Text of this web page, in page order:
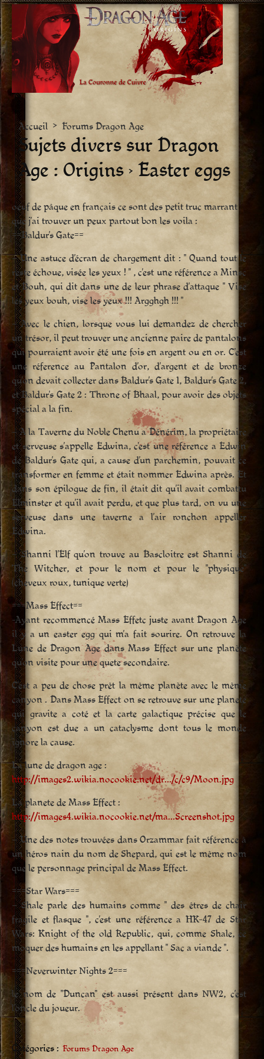
Aller
vers
le
contenu
Accueil > Forums Dragon Age
Sujets divers sur Dragon
Age : Origins › Easter eggs
oeuf de pâque en français ce sont des petit truc marrant
que j’ai trouver un peux partout bon les voila :
==Baldur’s Gate==
– Une astuce d’écran de chargement dit : " Quand tout le
reste échoue, visée les yeux ! " , c’est une référence a Minsc
et Bouh, qui dit dans une de leur phrase d’attaque " Vise
les yeux bouh, vise les yeux !!! Argghgh !!! "
– Avec le chien, lorsque vous lui demandez de chercher
un trésor, il peut trouver une ancienne paire de pantalons
qui pourraient avoir été une fois en argent ou en or. C’est
une réference au Pantalon d’or, d’argent et de bronze
qu’on devait collecter dans Baldur’s Gate 1, Baldur’s Gate 2,
et Baldur’s Gate 2 : Throne of Bhaal, pour avoir des objets
spécial a la fin.
– A la Taverne du Noble Chenu a Dénérim, la propriétaire
et serveuse s’appelle Edwina, c’est une référence a Edwin
de Baldur’s Gate qui, a cause d’un parchemin, pouvait ce
transformer en femme et était nommer Edwina après. Et
dans son épilogue de fin, il était dit qu’il avait combattu
Elminster et qu’il avait perdu, et que plus tard, on vu une
serveuse dans une taverne a l’air ronchon appeller
Edwina.
– Shanni l’Elf qu’on trouve au Bascloitre est Shanni de
The Witcher, et pour le nom et pour le "physique"
(cheveux roux, tunique verte)
===Mass Effect==
-Ayant recommencé Mass Effetc juste avant Dragon Age
il y a un easter egg qui m’a fait sourire. On retrouve la
Lune de Dragon Age dans Mass Effect sur une planète
qu’on visite pour une quete secondaire.
C’est a peu de chose prêt la même planète avec le même
canyon . Dans Mass Effect on se retrouve sur une planete
qui gravite a coté et la carte galactique précise que le
canyon est due a un cataclysme dont tous le monde
ignore la cause.
La lune de dragon age :
http://images2.wikia.nocookie.net/dr…/c/c9/Moon.jpg
La planete de Mass Effect :
http://images4.wikia.nocookie.net/ma…Screenshot.jpg
– Une des notes trouvées dans Orzammar fait référence à
un héros nain du nom de Shepard, qui est le même nom
que le personnage principal de Mass Effect.
===Star Wars===
– Shale parle des humains comme " des êtres de chair
fragile et flasque ", c’est une référence a HK-47 de Star
Wars: Knight of the old Republic, qui, comme Shale, ce
moquer des humains en les appellant " Sac a viande ".
===Neverwinter Nights 2===
le nom de "Duncan" est aussi présent dans NW2, c’est
l’oncle du joueur.
Catégories : Forums Dragon Age